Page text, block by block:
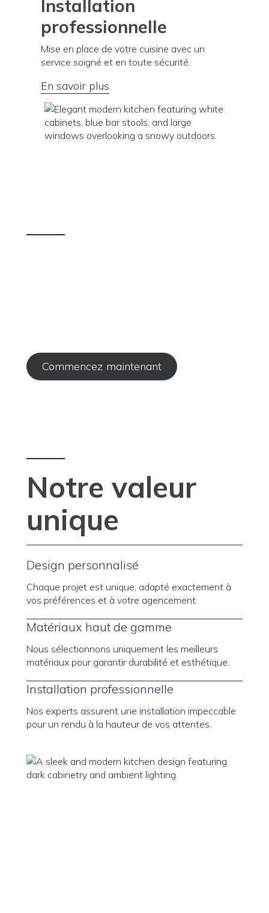
Installation
professionnelle
Mise en place de votre cuisine avec un
service soigné et en toute sécurité.
En savoir plus
Commencez maintenant
Notre valeur
unique
Design personnalisé
Chaque projet est unique, adapté exactement à
vos préférences et à votre agencement.
Matériaux haut de gamme
Nous sélectionnons uniquement les meilleurs
matériaux pour garantir durabilité et esthétique.
Installation professionnelle
Nos experts assurent une installation impeccable
pour un rendu à la hauteur de vos attentes.